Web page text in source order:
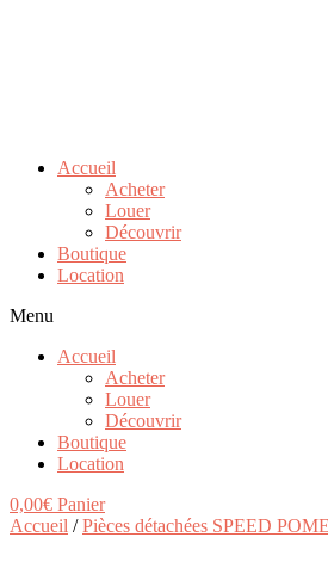
Accueil
Acheter
Louer
Découvrir
Boutique
Location
Menu
Accueil
Acheter
Louer
Découvrir
Boutique
Location
0,00€ Panier
Accueil /Pièces détachées SPEED